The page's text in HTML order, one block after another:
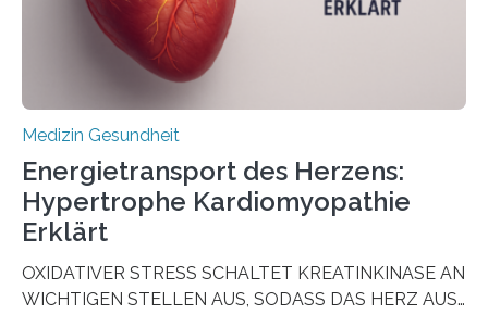
häufigsten Krebsarten und stellt…
Medizin Gesundheit
Energietransport des Herzens:
Hypertrophe Kardiomyopathie
Erklärt
OXIDATIVER STRESS SCHALTET KREATINKINASE AN
WICHTIGEN STELLEN AUS, SODASS DAS HERZ AUS